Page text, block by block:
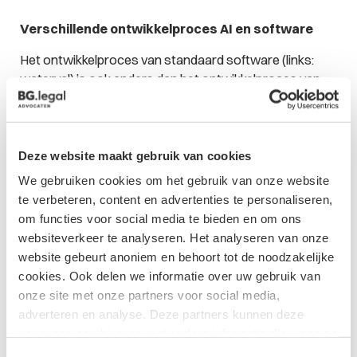
Deze website maakt gebruik van cookies
We gebruiken cookies om het gebruik van onze website
te verbeteren, content en advertenties te personaliseren,
om functies voor social media te bieden en om ons
websiteverkeer te analyseren. Het analyseren van onze
website gebeurt anoniem en behoort tot de noodzakelijke
cookies. Ook delen we informatie over uw gebruik van
onze site met onze partners voor social media,
adverteren en analyse. Deze partners kunnen deze
Verschillende ontwikkelproces AI en software
Het ontwikkelproces van standaard software (links:
waterval) is ook anders dan het ontwikkelproces van
AI-software (rechts: iteratief proces):
Conclusie
In het licht van deze unieke kenmerken van AI-software,
is het belangrijk dat contracten voor AI-toepassingen
zorgvuldig worden opgesteld om rekening te houden
met deze complexe kwesties. Dit kan helpen om
duidelijkheid te scheppen over de rechten en
verantwoordelijkheden van de betrokken partijen en om
geschillen te voorkomen. Wil je een contract met
betrekking tot de ontwikkeling of aankoop van een AI-